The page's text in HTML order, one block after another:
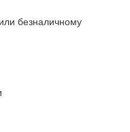
безналичному